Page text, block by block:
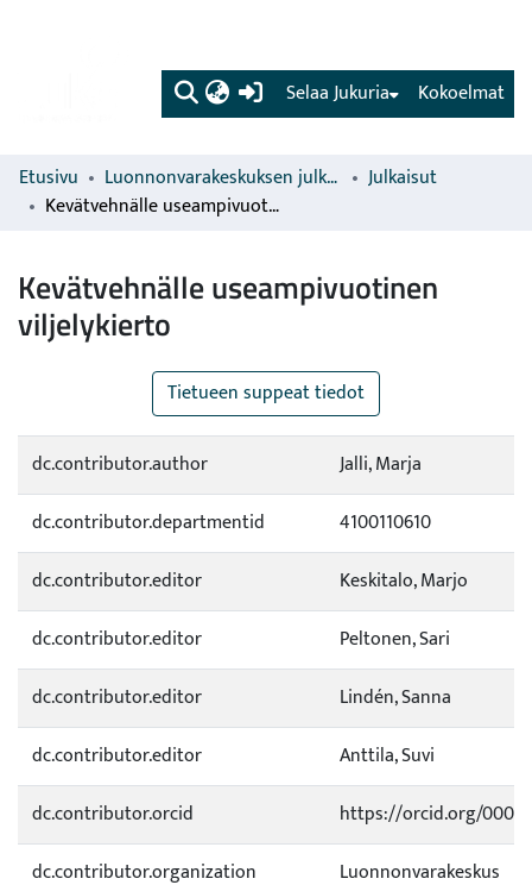
(current) Kokoelmat
Selaa Jukuria
Etusivu Luonnonvarakeskuksen julkaisut
Julkaisut
Kevätvehnälle useampivuotinen viljelykierto
Kevätvehnälle useampivuotinen
viljelykierto
Tietueen suppeat tiedot
dc.contributor.author
Jalli, Marja
dc.contributor.departmentid
4100110610
dc.contributor.editor
Keskitalo, Marjo
dc.contributor.editor
Peltonen, Sari
dc.contributor.editor
Lindén, Sanna
dc.contributor.editor
Anttila, Suvi
dc.contributor.orcid
https://orcid.org/0000-
dc.contributor.organization
Luonnonvarakeskus